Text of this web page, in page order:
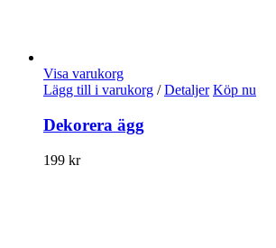
Visa varukorg
Lägg till i varukorg / Detaljer Köp nu
Dekorera ägg
199 kr